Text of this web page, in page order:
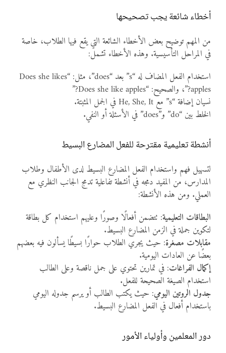
أخطاء شائعة يجب تصحيحها
من المهم توضيح بعض الأخطاء الشائعة التي يقع فيها الطلاب، خاصة
في المراحل التأسيسية. وهذه الأخطاء تشمل:
استخدام الفعل المضاف له “s” بعد “does”، مثل: “Does she likes
apples?”، والصحيح: “Does she like apples?”
نسيان إضافة “s” مع He, She, It في الجمل المثبتة.
الخلط بين “do” و”does” في الأسئلة أو النفي.
أنشطة تعليمية مقترحة للفعل المضارع البسيط
لتسهيل فهم واستخدام الفعل المضارع البسيط لدى الأطفال وطلاب
المدارس، من المفيد دمجه في أنشطة تفاعلية تدمج الجانب النظري مع
العملي. ومن هذه الأنشطة:
البطاقات التعليمية: تتضمن أفعالًا وصورًا وعليهم استخدام كل بطاقة
لتكوين جملة في الزمن المضارع البسيط.
مقابلات مصغرة: حيث يجري الطلاب حوارًا بسيطًا يسألون فيه بعضهم
بعضًا عن العادات اليومية.
إكمال الفراغات: في تمارين تحتوي على جمل ناقصة وعلى الطالب
استخدام الصيغة الصحيحة للفعل.
جدول الروتين اليومي: حيث يكتب الطالب أو يرسم جدوله اليومي
باستخدام أفعال في الفعل المضارع البسيط.
دور المعلمين وأولياء الأمور